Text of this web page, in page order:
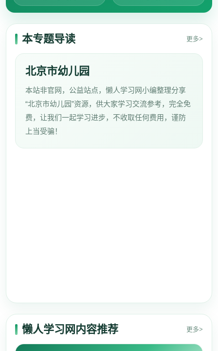
本专题导读 更多>
北京市幼儿园
本站非官网，公益站点，懒人学习网小编整理分享
“北京市幼儿园”资源，供大家学习交流参考，完全免
费，让我们一起学习进步，不收取任何费用，谨防
上当受骗！
懒人学习网内容推荐 更多>